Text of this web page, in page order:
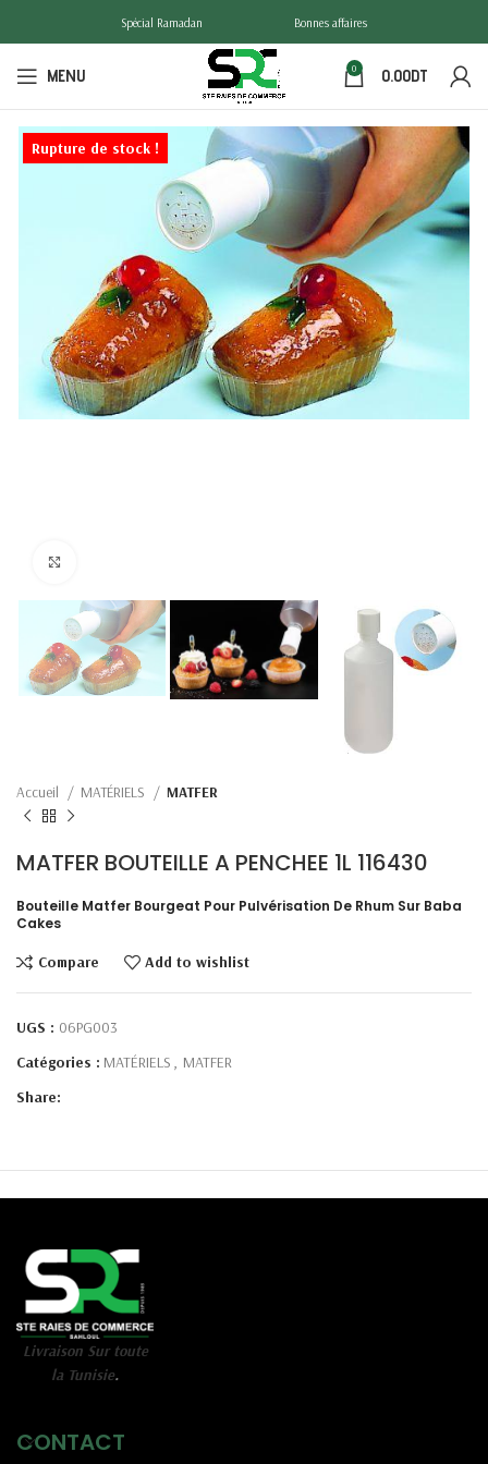
Spécial Ramadan Bonnes affaires
MENU 0 0.00DT
Rupture de stock !
Accueil MATÉRIELS MATFER
MATFER BOUTEILLE A PENCHEE 1L 116430
Bouteille Matfer Bourgeat Pour Pulvérisation De Rhum Sur Baba
Cakes
Compare Add to wishlist
UGS : 06PG003
Catégories : MATÉRIELS , MATFER
Share:
Livraison Sur toute
la Tunisie.
CONTACT